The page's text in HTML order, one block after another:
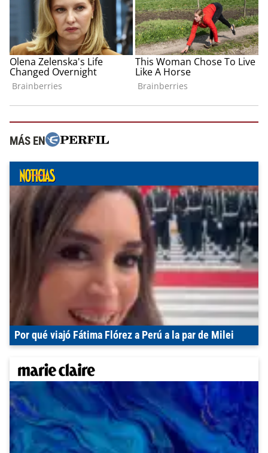
MÁS EN
Por qué viajó Fátima Flórez a Perú a la par de Milei